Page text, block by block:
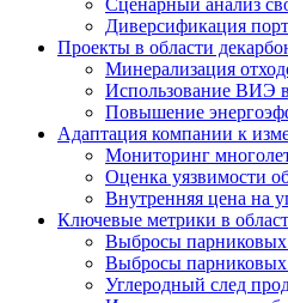
Диверсификация
Проекты в области
Минерализация
Использование ВИЭ в
Повышение
Адаптация компании к
Мониторинг
Оценка уязвимости
Внутренняя цена на
Ключевые метрики в
Выбросы парниковых
Выбросы парниковых
Углеродный след